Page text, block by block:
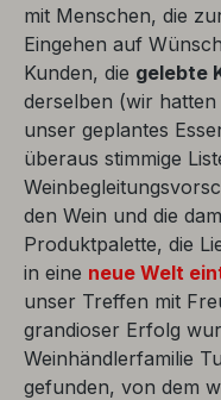
mit Menschen, die
Eingehen auf
Kunden, die gelebte
derselben (wir
unser geplantes
überaus stimmige
den Wein und die
Produktpalette, die
in eine neue Welt
unser Treffen mit
grandioser Erfolg
Weinhändlerfamilie
gefunden, von dem